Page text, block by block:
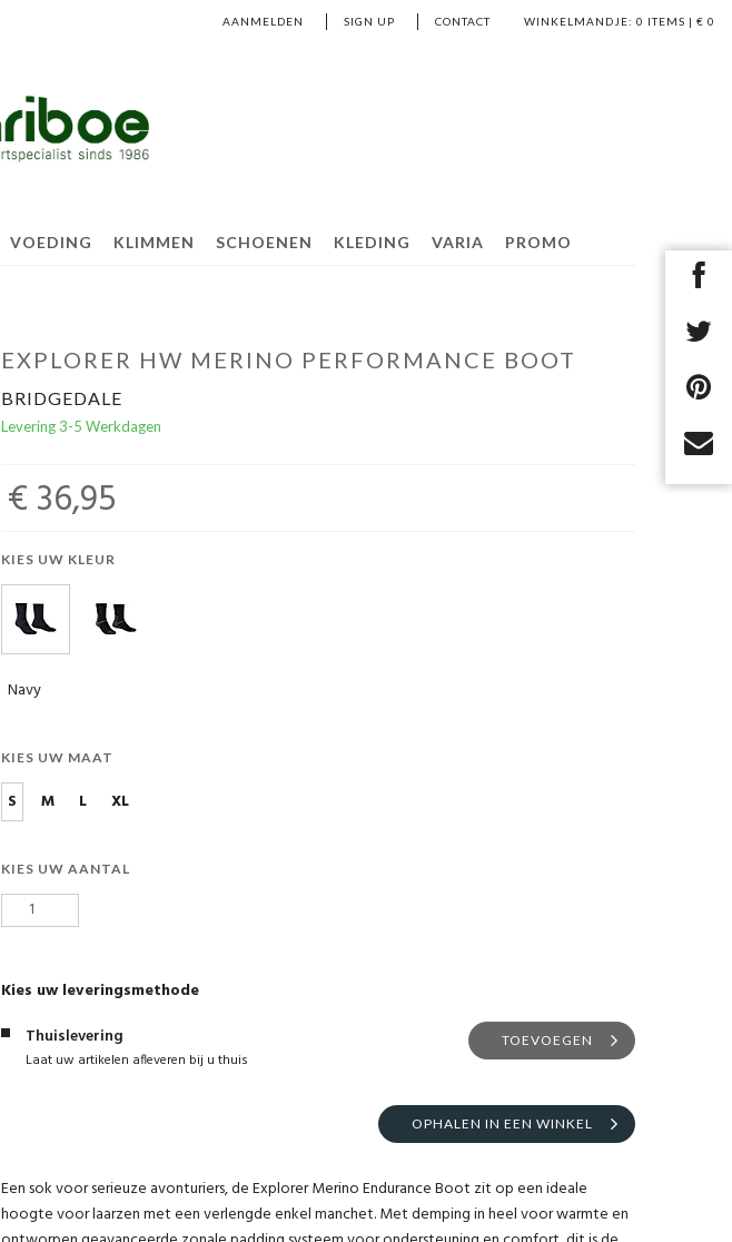
WINKELMANDJE: 0 ITEMS | € 0
AANMELDEN SIGN UP CONTACT
VOEDING KLIMMEN SCHOENEN KLEDING VARIA PROMO
EXPLORER HW MERINO PERFORMANCE BOOT
BRIDGEDALE
Levering 3-5 Werkdagen
€ 36,95
KIES UW KLEUR
Navy
KIES UW MAAT
S M L XL
KIES UW AANTAL
Kies uw leveringsmethode
Thuislevering
Laat uw artikelen afleveren bij u thuis
TOEVOEGEN
OPHALEN IN EEN WINKEL
Een sok voor serieuze avonturiers, de Explorer Merino Endurance Boot zit op een ideale
hoogte voor laarzen met een verlengde enkel manchet. Met demping in heel voor warmte en